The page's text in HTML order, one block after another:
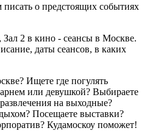
о предстоящих событиях
2 в кино - сеансы в Москве.
даты сеансов, в каких
Ищете где погулять
или девушкой? Выбираете
на выходные?
Посещаете выставки?
Кудамоскоу поможет!